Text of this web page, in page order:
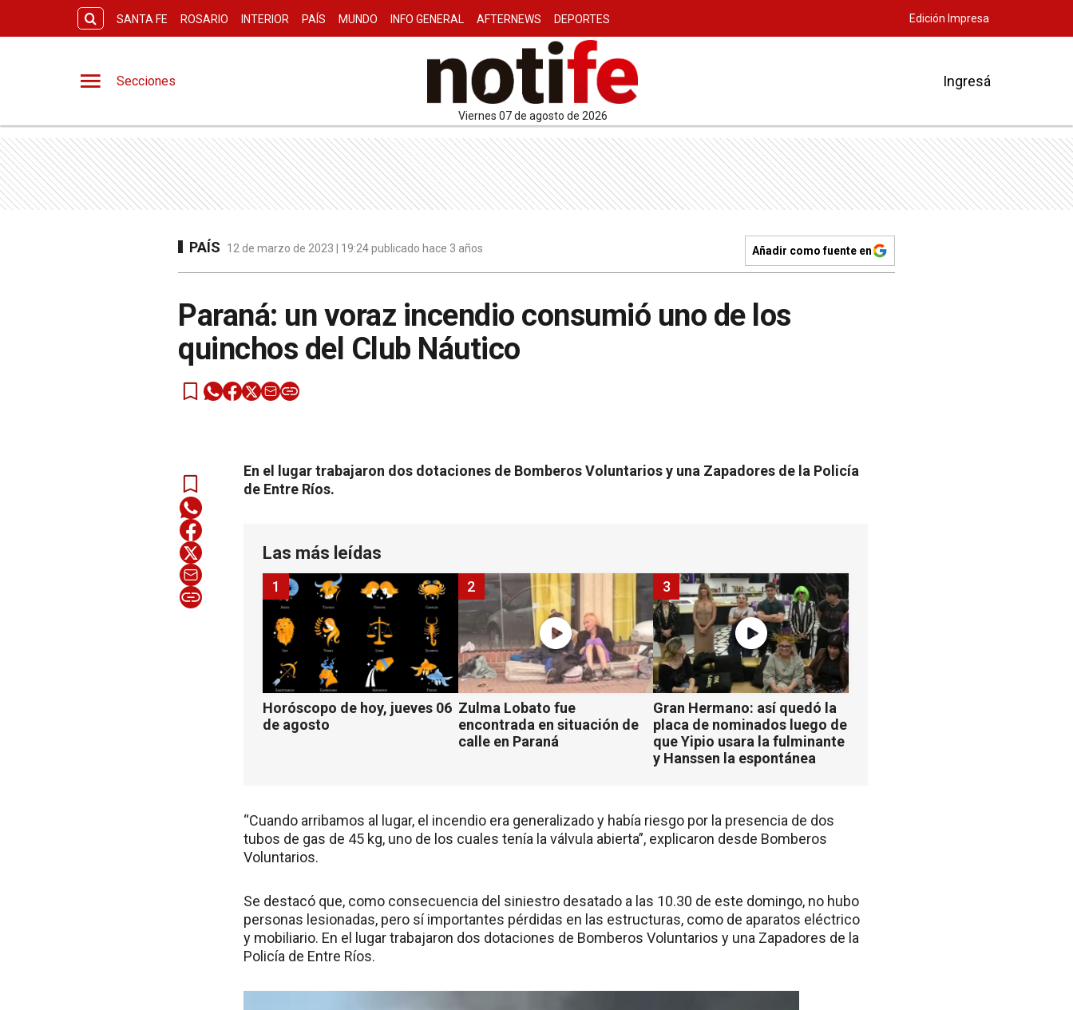
SANTA FE ROSARIO INTERIOR PAÍS MUNDO INFO GENERAL AFTERNEWS DEPORTES Edición Impresa
Secciones
viernes 07 de agosto de 2026
Ingresá
PAÍS 12 de marzo de 2023 | 19:24 publicado hace 3 años Añadir como fuente en
Paraná: un voraz incendio consumió uno de los
quinchos del Club Náutico
En el lugar trabajaron dos dotaciones de Bomberos Voluntarios y una Zapadores de la Policía
de Entre Ríos.
Las más leídas
Horóscopo de hoy, jueves 06
de agosto
1
Zulma Lobato fue
encontrada en situación de
calle en Paraná
2
Gran Hermano: así quedó la
placa de nominados luego de
que Yipio usara la fulminante
y Hanssen la espontánea
3
“Cuando arribamos al lugar, el incendio era generalizado y había riesgo por la presencia de dos
tubos de gas de 45 kg, uno de los cuales tenía la válvula abierta”, explicaron desde Bomberos
Voluntarios.
Se destacó que, como consecuencia del siniestro desatado a las 10.30 de este domingo, no hubo
personas lesionadas, pero sí importantes pérdidas en las estructuras, como de aparatos eléctrico
y mobiliario. En el lugar trabajaron dos dotaciones de Bomberos Voluntarios y una Zapadores de la
Policía de Entre Ríos.